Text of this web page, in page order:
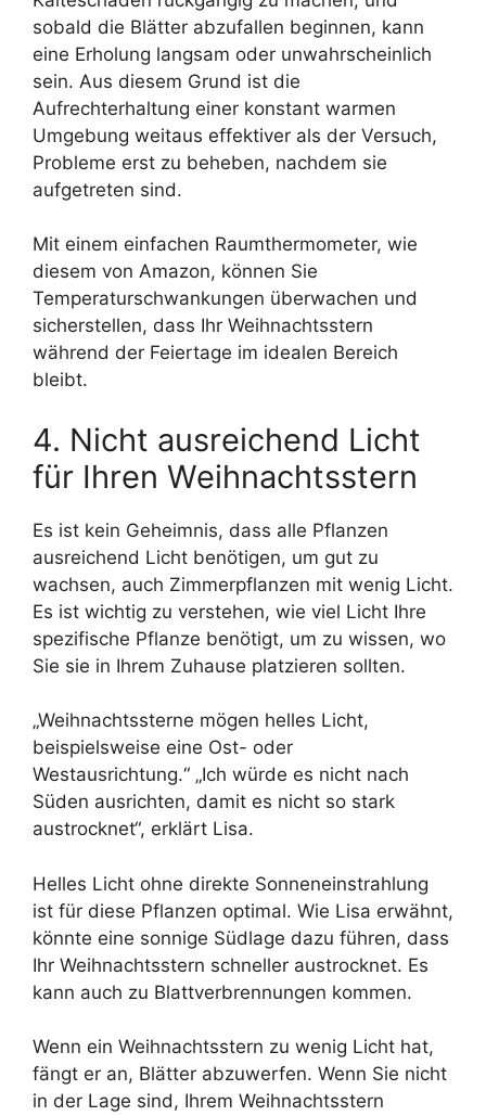
sobald die Blätter abzufallen beginnen, kann
eine Erholung langsam oder unwahrscheinlich
sein. Aus diesem Grund ist die
Aufrechterhaltung einer konstant warmen
Umgebung weitaus effektiver als der Versuch,
Probleme erst zu beheben, nachdem sie
aufgetreten sind.
Mit einem einfachen Raumthermometer, wie
diesem von Amazon, können Sie
Temperaturschwankungen überwachen und
sicherstellen, dass Ihr Weihnachtsstern
während der Feiertage im idealen Bereich
bleibt.
4. Nicht ausreichend Licht
für Ihren Weihnachtsstern
Es ist kein Geheimnis, dass alle Pflanzen
ausreichend Licht benötigen, um gut zu
wachsen, auch Zimmerpflanzen mit wenig Licht.
Es ist wichtig zu verstehen, wie viel Licht Ihre
spezifische Pflanze benötigt, um zu wissen, wo
Sie sie in Ihrem Zuhause platzieren sollten.
„Weihnachtssterne mögen helles Licht,
beispielsweise eine Ost- oder
Westausrichtung.“ „Ich würde es nicht nach
Süden ausrichten, damit es nicht so stark
austrocknet“, erklärt Lisa.
Helles Licht ohne direkte Sonneneinstrahlung
ist für diese Pflanzen optimal. Wie Lisa erwähnt,
könnte eine sonnige Südlage dazu führen, dass
Ihr Weihnachtsstern schneller austrocknet. Es
kann auch zu Blattverbrennungen kommen.
Wenn ein Weihnachtsstern zu wenig Licht hat,
fängt er an, Blätter abzuwerfen. Wenn Sie nicht
in der Lage sind, Ihrem Weihnachtsstern